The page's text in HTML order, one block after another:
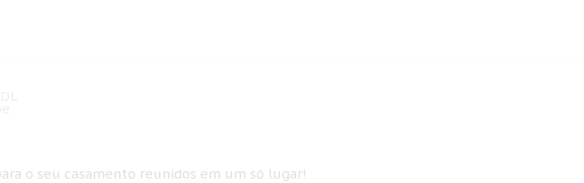
o seu casamento reunidos em um só lugar!